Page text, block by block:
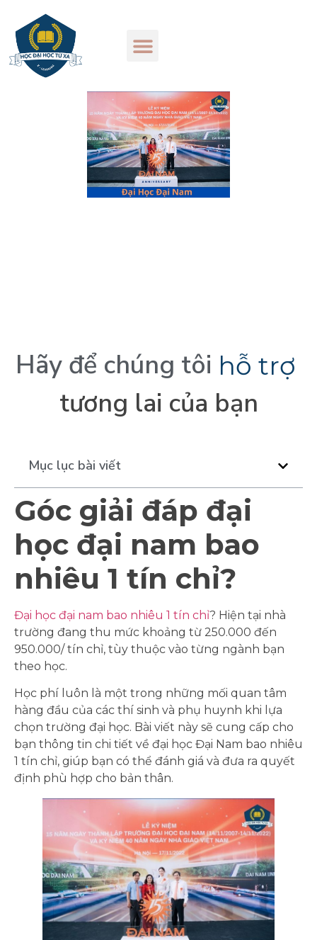
Hãy để chúng tôi hỗ trợ
tương lai của bạn
Mục lục bài viết
Góc giải đáp đại
học đại nam bao
nhiêu 1 tín chỉ?
Đại học đại nam bao nhiêu 1 tín chỉ? Hiện tại nhà
trường đang thu mức khoảng từ 250.000 đến
950.000/ tín chỉ, tùy thuộc vào từng ngành bạn
theo học.
Học phí luôn là một trong những mối quan tâm
hàng đầu của các thí sinh và phụ huynh khi lựa
chọn trường đại học. Bài viết này sẽ cung cấp cho
bạn thông tin chi tiết về đại học Đại Nam bao nhiêu
1 tín chỉ, giúp bạn có thể đánh giá và đưa ra quyết
định phù hợp cho bản thân.